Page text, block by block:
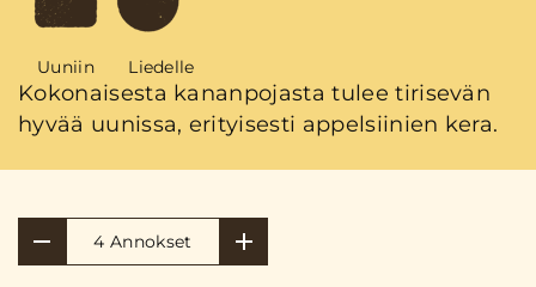
Uuniin Liedelle
Kokonaisesta kananpojasta tulee tirisevän
hyvää uunissa, erityisesti appelsiinien kera.
4 Annokset